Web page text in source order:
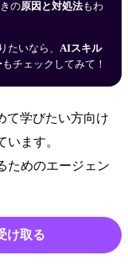
の原因と対処法もわ
たいなら、 AIスキル
もチェックしてみて！
て学びたい方向け
ます。
ためのエージェン
け取る